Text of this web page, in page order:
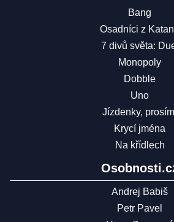
Bang
Osadníci z
7 divů světa:
Monopoly
Dobble
Uno
Jízdenky,
Krycí jména
Na křídlech
Andrej Babiš
Petr Pavel